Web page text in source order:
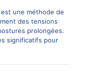
est une méthode de
des tensions
prolongées.
significatifs pour